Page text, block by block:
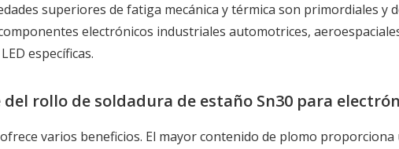
superiores de fatiga mecánica y térmica son primordiales y
electrónicos industriales automotrices,
específicas.
rollo de soldadura de estaño Sn30 para
ofrece varios beneficios. El mayor contenido de plomo proporciona